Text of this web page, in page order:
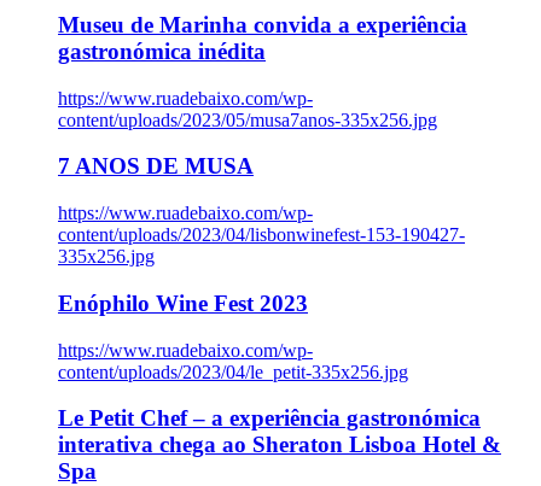
Museu de Marinha convida a experiência
gastronómica inédita
https://www.ruadebaixo.com/wp-
content/uploads/2023/05/musa7anos-335x256.jpg
7 ANOS DE MUSA
https://www.ruadebaixo.com/wp-
content/uploads/2023/04/lisbonwinefest-153-190427-
335x256.jpg
Enóphilo Wine Fest 2023
https://www.ruadebaixo.com/wp-
content/uploads/2023/04/le_petit-335x256.jpg
Le Petit Chef – a experiência gastronómica
interativa chega ao Sheraton Lisboa Hotel &
Spa